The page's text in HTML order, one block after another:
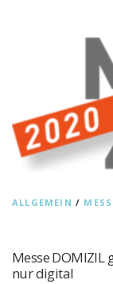
ALLGEMEIN /
Messe DOMIZIL
nur digital